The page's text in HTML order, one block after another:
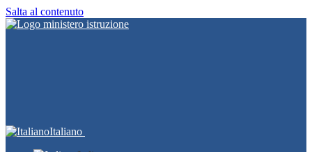
Salta al contenuto
Italiano